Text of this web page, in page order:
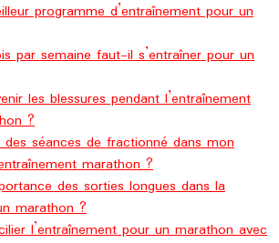
programme d’entraînement pour un
par semaine faut-il s’entraîner pour un
les blessures pendant l’entraînement
?
séances de fractionné dans mon
marathon ?
des sorties longues dans la
marathon ?
l’entraînement pour un marathon avec